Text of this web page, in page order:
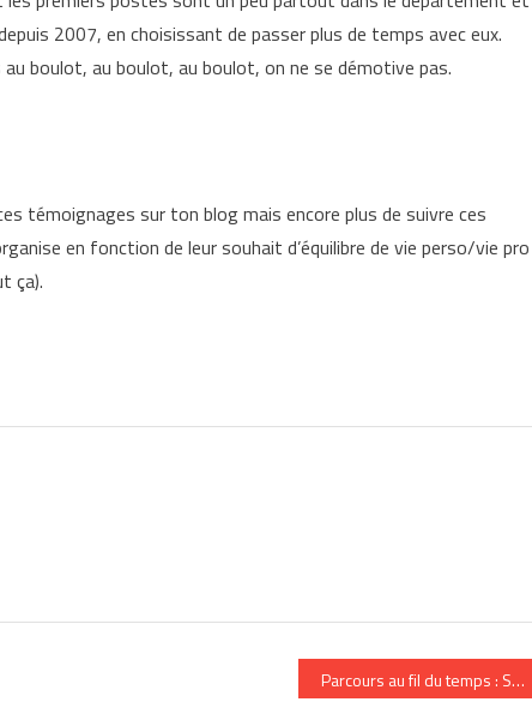
2007, en choisissant de passer plus de temps avec eux.
boulot, au boulot, au boulot, on ne se démotive pas.
témoignages sur ton blog mais encore plus de suivre ces
en fonction de leur souhait d’équilibre de vie perso/vie pro
ça).
hommes ? Parcours au fil du temps :